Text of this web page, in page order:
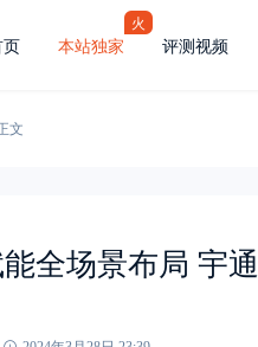
本站独家
火
评测视频
文
全场景布局 宇